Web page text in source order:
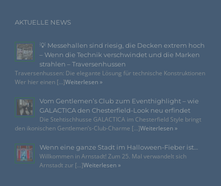
AKTUELLE NEWS
💡 Messehallen sind riesig, die Decken extrem hoch
– Wenn die Technik verschwindet und die Marken
strahlen – Traversenhussen
Traversenhussen: Die elegante Lösung für technische Konstruktionen
Wer hier einen [...]Weiterlesen »
Vom Gentlemen’s Club zum Eventhighlight – wie
GALACTICA den Chesterfield-Look neu erfindet
Die Stehtischhusse GALACTICA im Chesterfield Style bringt
den ikonischen Gentlemen’s-Club-Charme [...]Weiterlesen »
Wenn eine ganze Stadt im Halloween-Fieber ist…
Willkommen in Arnstadt! Zum 25. Mal verwandelt sich
Arnstadt zur [...]Weiterlesen »
Die betroffene Person kann die Setzung von
genutzten Internetbrowsers verhindern und damit
der Setzung von Cookies dauerhaft
widersprechen. Ferner können bereits gesetzte
Cookies jederzeit über einen Internetbrowser oder
andere Softwareprogramme gelöscht werden. Dies
ist in allen gängigen Internetbrowsern möglich.
Deaktiviert die betroffene Person die Setzung von
Cookies in dem genutzten Internetbrowser, sind
unter Umständen nicht alle Funktionen unserer
Erfassung von allgemeinen Daten und Informationen